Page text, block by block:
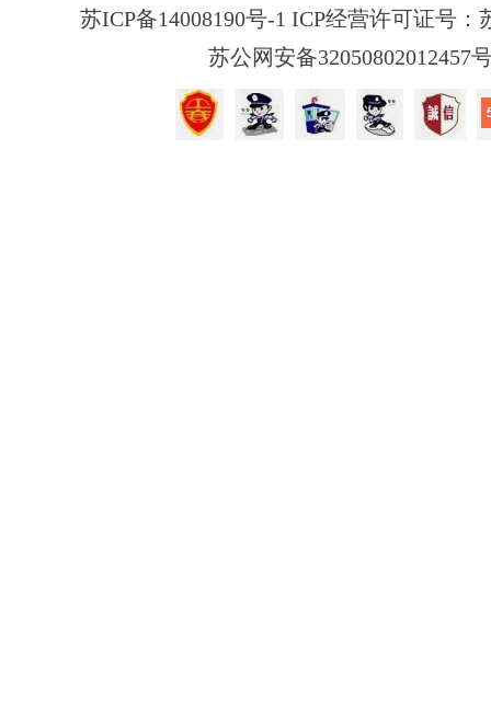
苏ICP备14008190号-1 ICP经营许可证号：
苏公网安备32050802012457